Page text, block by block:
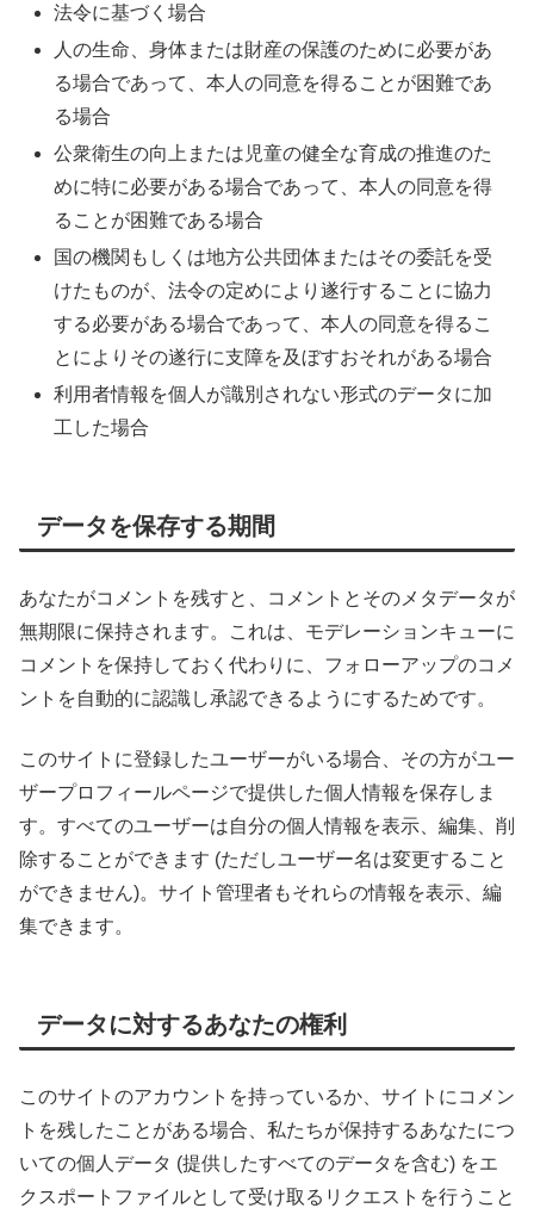
法令に基づく場合
人の生命、身体または財産の保護のために必要があ
る場合であって、本人の同意を得ることが困難であ
る場合
公衆衛生の向上または児童の健全な育成の推進のた
めに特に必要がある場合であって、本人の同意を得
ることが困難である場合
国の機関もしくは地方公共団体またはその委託を受
けたものが、法令の定めにより遂行することに協力
する必要がある場合であって、本人の同意を得るこ
とによりその遂行に支障を及ぼすおそれがある場合
利用者情報を個人が識別されない形式のデータに加
工した場合
データを保存する期間
あなたがコメントを残すと、コメントとそのメタデータが
無期限に保持されます。これは、モデレーションキューに
コメントを保持しておく代わりに、フォローアップのコメ
ントを自動的に認識し承認できるようにするためです。
このサイトに登録したユーザーがいる場合、その方がユー
ザープロフィールページで提供した個人情報を保存しま
す。すべてのユーザーは自分の個人情報を表示、編集、削
除することができます (ただしユーザー名は変更すること
ができません)。サイト管理者もそれらの情報を表示、編
集できます。
データに対するあなたの権利
このサイトのアカウントを持っているか、サイトにコメン
トを残したことがある場合、私たちが保持するあなたにつ
いての個人データ (提供したすべてのデータを含む) をエ
クスポートファイルとして受け取るリクエストを行うこと